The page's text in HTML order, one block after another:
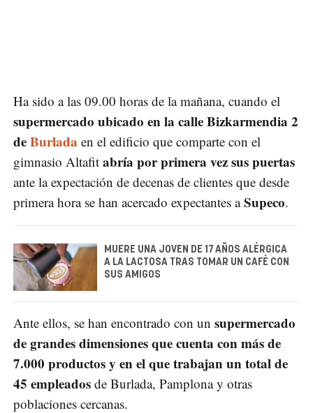
Ha sido a las 09.00 horas de la mañana, cuando el
supermercado ubicado en la calle Bizkarmendia 2
deBurlada en el edificio que comparte con el
gimnasio Altafit abría por primera vez sus puertas
ante la expectación de decenas de clientes que desde
primera hora se han acercado expectantes aSupeco.
MUERE UNA JOVEN DE 17 AÑOS ALÉRGICA
A LA LACTOSA TRAS TOMAR UN CAFÉ CON
SUS AMIGOS
Ante ellos, se han encontrado con un supermercado
de grandes dimensiones que cuenta con más de
7.000 productos y en el que trabajan un total de
45 empleados de Burlada, Pamplona y otras
poblaciones cercanas.